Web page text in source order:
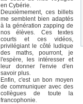
en Cybérie.
Deuxièmement, ces billets
me semblent bien adaptés
à la génération zapping de
nos élèves. Ces textes
courts et ces vidéos,
privilégiant le côté ludique
des maths, pourront, je
l'espère, les intéresser et
leur donner l'envie d'en
savoir plus.
Enfin, c'est un bon moyen
de communiquer avec des
collègues de toute la
francophonie.